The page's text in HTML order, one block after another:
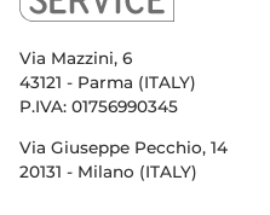
Via Mazzini, 6
43121 - Parma (ITALY)
P.IVA: 01756990345
Via Giuseppe Pecchio, 14
20131 - Milano (ITALY)